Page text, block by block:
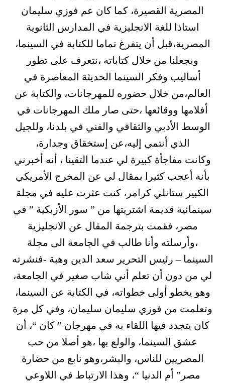
المصرية القصيرة، كما كان عم فوزي سليمان
استاذا للغة الانجليزية في المدارس الثانوية
المصرية،قبل أن يتفرغ تماما للكتابة في السينما،
ويجعلنا من خلال كتاباته ،نتعرف على تطور
أساليب وفكر السينما الحديثة المعاصرة في
العالم،من خلال حضوره للمهرجانات، والكتابة عن
أفلامها ووقائعها ،حتى صار ملك المهرجانات في
الوسط الأدبي والثقافي والفني في بلدنا، وللجيل
الذي أنتمي إليه،عن إستخقاق وجدارة،
وكانت مفاجأة كبيرة لي عندما التقينا ، أنه أخبرني
بأنه أعجب كثيرا بمقال لي عن المخرج الأمريكي
الكبير ستانلي كرامر، كنت عثرت عليه في مجلة
سينمائية قديمة اشتريتها من ” سور الأزبكية ” في
مصر، فقمت بترجمة المقال عن الانجليزية
،وأرسلته وأنا طالب في الجامعة الى مجلة
السينما – رئيس التحرير سعد الدين وهبة -فنشرته
لي من دون أن تعلم أني شاب صغير في الجامعة،
وهو يخطو أولى خطواته، في الكتابة عن السينما،
وتعلمت من فوزي سليمان سليمان، وفي كل مرة
كان يتجدد فيها اللقاء به في مهرجان ” كان “، أن
عشق السينما، والولع بها ،هو أصلا من حب
المصريين للناس، والبشر،وهو نابع من حضارة
مصر” أم الدنيا “، وهذا الارتباط في اللاوعي